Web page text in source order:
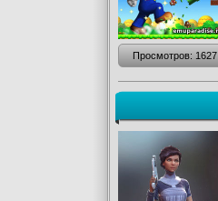
Просмотров: 1627